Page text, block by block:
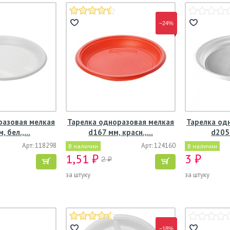
мелкая
бел.,…
Арт: 118298
−24%
Тарелка одноразовая мелкая
d167 мм, красн.,…
В наличии Арт: 124160
1,51 ₽ 2 ₽
за штуку
Тарелка
В наличии
3 ₽
за штуку
−18%